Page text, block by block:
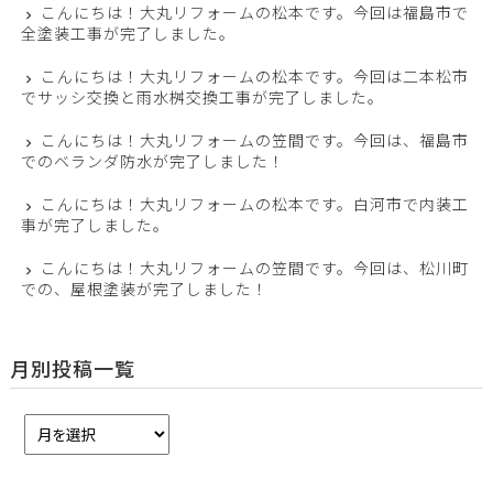
こんにちは！大丸リフォームの松本です。今回は福島市で
全塗装工事が完了しました。
こんにちは！大丸リフォームの松本です。今回は二本松市
でサッシ交換と雨水桝交換工事が完了しました。
こんにちは！大丸リフォームの笠間です。今回は、福島市
でのベランダ防水が完了しました！
こんにちは！大丸リフォームの松本です。白河市で内装工
事が完了しました。
こんにちは！大丸リフォームの笠間です。今回は、松川町
での、屋根塗装が完了しました！
月別投稿一覧